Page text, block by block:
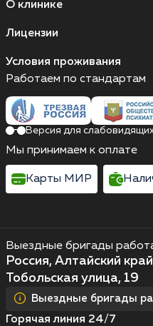
О клинике
Лицензии
Условия проживания
Выездные бригады
Россия, Алтайский
Тобольская улица, 19
Выездные бригады
Горячая линия 24/7
Работаем по стандартам
Версия для
Мы принимаем к оплате
Карты МИР